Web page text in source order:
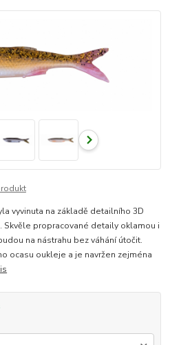
vyvinuta na základě detailního 3D
Skvěle propracované detaily oklamou i
na nástrahu bez váhání útočit.
ocasu oukleje a je navržen zejména